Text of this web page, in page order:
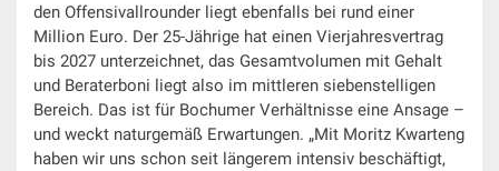
den Offensivallrounder liegt ebenfalls bei rund einer
Million Euro. Der 25-Jährige hat einen Vierjahresvertrag
bis 2027 unterzeichnet, das Gesamtvolumen mit Gehalt
und Beraterboni liegt also im mittleren siebenstelligen
Bereich. Das ist für Bochumer Verhältnisse eine Ansage –
und weckt naturgemäß Erwartungen. „Mit Moritz Kwarteng
haben wir uns schon seit längerem intensiv beschäftigt,